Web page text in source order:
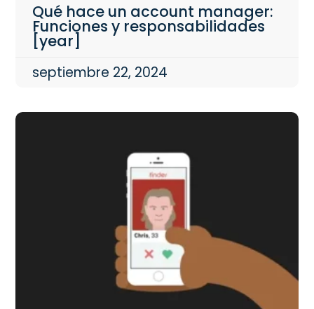
Qué hace un account manager:
Funciones y responsabilidades
[year]
septiembre 22, 2024